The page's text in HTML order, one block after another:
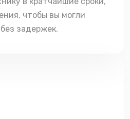
чтобы вы могли
задержек.